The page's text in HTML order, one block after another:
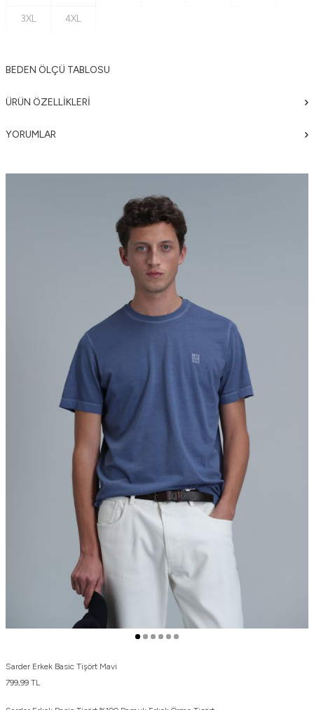
3XL 4XL
BEDEN ÖLÇÜ TABLOSU
ÜRÜN ÖZELLIKLERI
YORUMLAR
Sarder Erkek Basic Tişört Mavi
799,99 TL